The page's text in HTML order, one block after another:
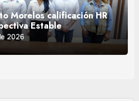
Morelos calificación HR
Estable
2026